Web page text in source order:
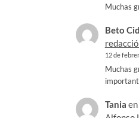
Muchas
Beto Cid
12 de
Muchas
Tania en